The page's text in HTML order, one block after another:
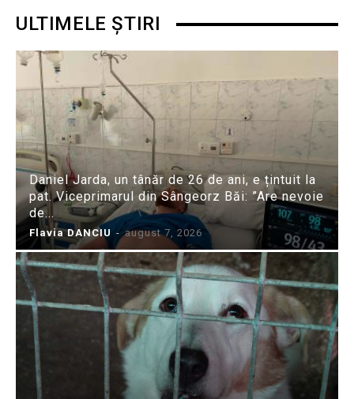
ULTIMELE ȘTIRI
Daniel Jarda, un tânăr de 26 de ani, e țintuit la
pat. Viceprimarul din Sângeorz Băi: ”Are nevoie
de...
Flavia DANCIU - august 7, 2026